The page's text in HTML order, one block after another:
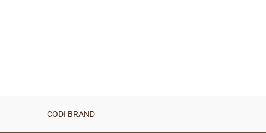
CODI BRAND